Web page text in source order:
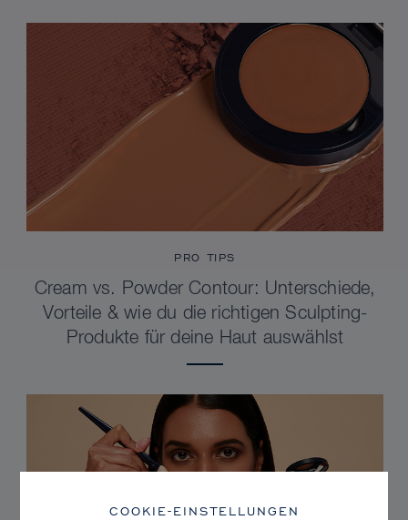
PRO TIPS
Cream vs. Powder Contour: Unterschiede,
Vorteile & wie du die richtigen Sculpting-
Produkte für deine Haut auswählst
COOKIE-EINSTELLUNGEN